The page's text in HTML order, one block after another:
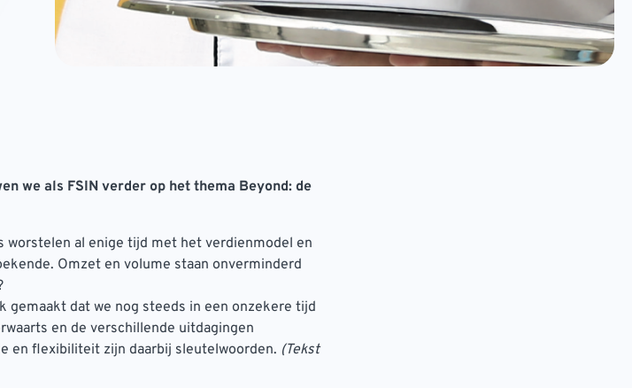
we als FSIN verder op het thema Beyond: de
worstelen al enige tijd met het verdienmodel en
Omzet en volume staan onverminderd
dat we nog steeds in een onzekere tijd
en de verschillende uitdagingen
en flexibiliteit zijn daarbij sleutelwoorden. (Tekst